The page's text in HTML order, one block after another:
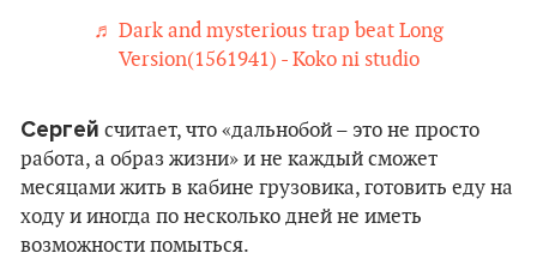
♬ Dark and mysterious trap beat Long
Version(1561941) - Koko ni studio
Сергей считает, что «дальнобой – это не просто
работа, а образ жизни» и не каждый сможет
месяцами жить в кабине грузовика, готовить еду на
ходу и иногда по несколько дней не иметь
возможности помыться.